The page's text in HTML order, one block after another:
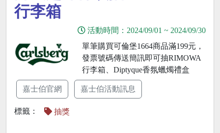
行李箱
活動時間： 2024/09/01 ~ 2024/09/30
單筆購買可倫堡1664商品滿199元，
發票號碼傳送簡訊即可抽RIMOWA
行李箱、Diptyque香氛蠟燭禮盒
嘉士伯官網 嘉士伯活動訊息
標籤： 抽獎